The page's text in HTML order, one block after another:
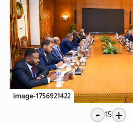
image-1756921422
+
15
-